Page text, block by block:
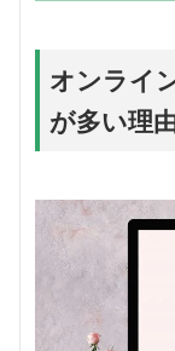
オンライ
が多い理